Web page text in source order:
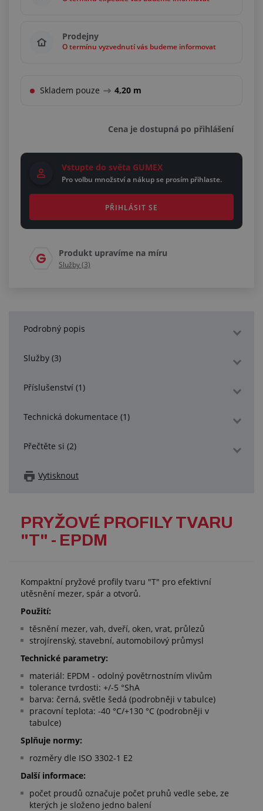
Násobky 25,00 m
Prodejny
O termínu vyzvednutí vás budeme informovat
Skladem pouze 4,20 m
Cena je dostupná po přihlášení
Vstupte do světa GUMEX
Pro volbu množství a nákup se prosím přihlaste.
PŘIHLÁSIT SE
Produkt upravíme na míru
Služby (3)
Podrobný popis
Služby (3)
Příslušenství (1)
Technická dokumentace (1)
Přečtěte si (2)
Vytisknout
PRYŽOVÉ PROFILY TVARU
"T" - EPDM
Kompaktní pryžové profily tvaru "T" pro efektivní
utěsnění mezer, spár a otvorů.
Použití:
těsnění mezer, vah, dveří, oken, vrat, průlezů
strojírenský, stavební, automobilový průmysl
Technické parametry:
materiál: EPDM - odolný povětrnostním vlivům
tolerance tvrdosti: +/-5 °ShA
barva: černá, světle šedá (podrobněji v tabulce)
pracovní teplota: -40 °C/+130 °C (podrobněji v
tabulce)
Splňuje normy:
rozměry dle ISO 3302-1 E2
Další informace:
​počet proudů označuje počet pruhů vedle sebe, ze
kterých je složeno jedno balení